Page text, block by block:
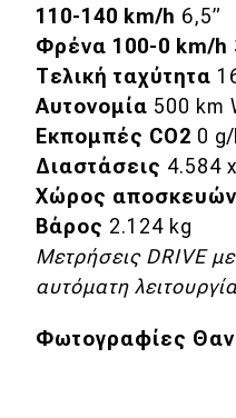
110-140 km/h 6,5”
Φρένα 100-0 km/h
Τελική ταχύτητα
Αυτονομία 500 km
Εκπομπές CO2 0
Διαστάσεις 4.584
Χώρος αποσκευών
Βάρος 2.124 kg
Μετρήσεις DRIVE
αυτόματη λειτουργία
Φωτογραφίες